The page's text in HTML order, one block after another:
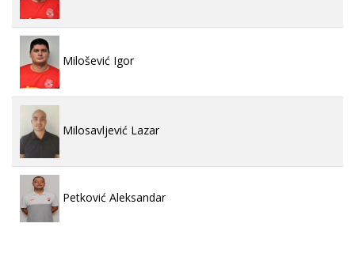
Milošević Igor
Milosavljević Lazar
Petković Aleksandar